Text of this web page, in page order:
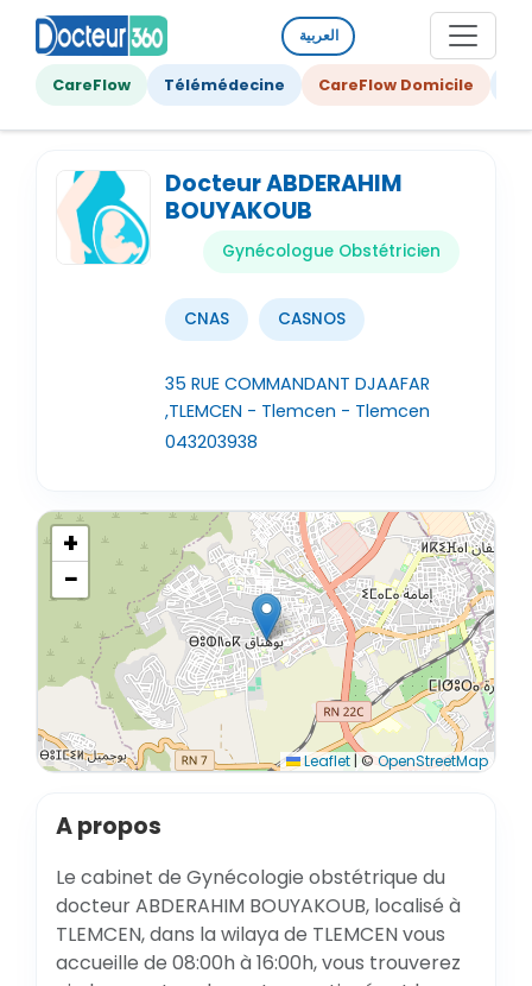
العربية
CareFlow Télémédecine CareFlow Domicile
Docteur ABDERAHIM
BOUYAKOUB
Gynécologue Obstétricien
CNAS CASNOS
35 RUE COMMANDANT DJAAFAR
,TLEMCEN - Tlemcen - Tlemcen
043203938
+
−
Leaflet |©OpenStreetMap
A propos
Le cabinet de Gynécologie obstétrique du
docteur ABDERAHIM BOUYAKOUB, localisé à
TLEMCEN, dans la wilaya de TLEMCEN vous
accueille de 08:00h à 16:00h, vous trouverez